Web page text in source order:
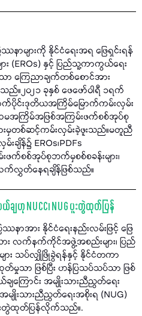
ာများကို နိုင်ငံရေးအရ ဖြေရှင်းရန်
း (EROs) နှင့် ပြည်သူ့ကာကွယ်ရေး
ာ ကြေညာချက်တစ်စောင်အား
၂၀၂၁ ခုနှစ် ဖေဖော်ဝါရီ ၁ရက်
က်ပိုင်းဒုတိယအကြိမ်မြောက်ကမ်းလှမ်း
မအကြိမ်အဖြစ်အကြမ်းဖက်စစ်အုပ်စု
းမှတစ်ဆင့်ကမ်းလှမ်းခဲ့ဖူးသည်။မတူညီ
ျိန်၌ EROs၊PDFs
းဖက်စစ်အုပ်စုဘက်မှစစ်စခန်းများ၊
လက်လွှတ်နေရချိန်ဖြစ်သည်။
ချဟု NUCC၊ NUG ပူးတွဲထုတ်ပြန်
ာအား နိုင်ငံရေးနည်းလမ်းဖြင့် ဖြေ
သား လက်နက်ကိုင်အဖွဲ့အစည်းများ၊ ပြည်
း သပ်လျှိုဖြိုခွဲရန်နှင့် နိုင်ငံတကာ
သာ ဖြစ်ပြီး ဟန်ပြသပ်သပ်သာ ဖြစ်
ကြောင်း အမျိုးသားညီညွတ်ရေး
ျိုးသားညီညွတ်ရေးအစိုးရ (NUG)
ထုတ်ပြန်လိုက်သည်။.